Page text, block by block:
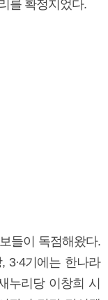
를 확정지었다.
들이 독점해왔다.
3·4기에는 한나라
누리당 이창희 시